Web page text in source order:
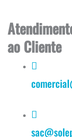
ao Cliente